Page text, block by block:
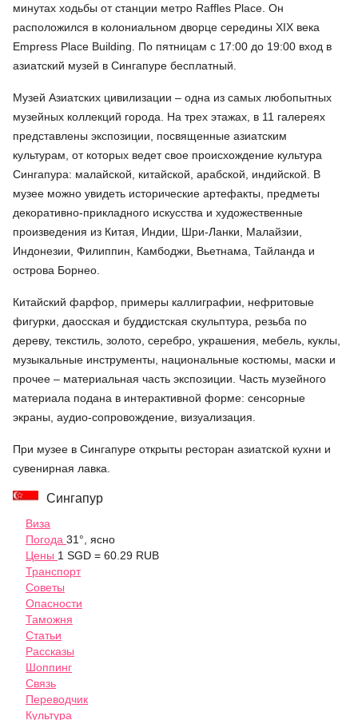
минутах ходьбы от станции метро Raffles Place. Он
расположился в колониальном дворце середины XIX века
Empress Place Building. По пятницам с 17:00 до 19:00 вход в
азиатский музей в Сингапуре бесплатный.
Музей Азиатских цивилизации – одна из самых любопытных
музейных коллекций города. На трех этажах, в 11 галереях
представлены экспозиции, посвященные азиатским
культурам, от которых ведет свое происхождение культура
Сингапура: малайской, китайской, арабской, индийской. В
музее можно увидеть исторические артефакты, предметы
декоративно-прикладного искусства и художественные
произведения из Китая, Индии, Шри-Ланки, Малайзии,
Индонезии, Филиппин, Камбоджи, Вьетнама, Тайланда и
острова Борнео.
Китайский фарфор, примеры каллиграфии, нефритовые
фигурки, даосская и буддистская скульптура, резьба по
дереву, текстиль, золото, серебро, украшения, мебель, куклы,
музыкальные инструменты, национальные костюмы, маски и
прочее – материальная часть экспозиции. Часть музейного
материала подана в интерактивной форме: сенсорные
экраны, аудио-сопровождение, визуализация.
При музее в Сингапуре открыты ресторан азиатской кухни и
сувенирная лавка.
Сингапур
Виза
Погода 31°, ясно
Цены 1 SGD = 60.29 RUB
Транспорт
Советы
Опасности
Таможня
Статьи
Рассказы
Шоппинг
Связь
Переводчик
Культура